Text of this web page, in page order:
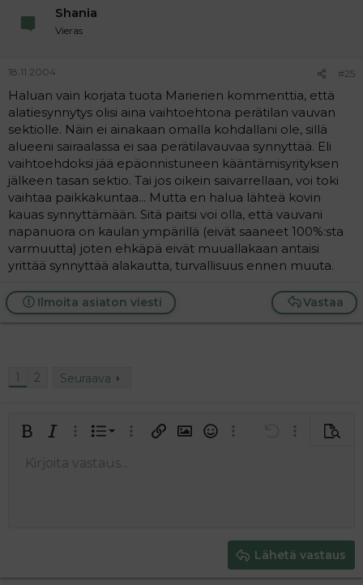
Shania
Vieras
18.11.2004 #25
Haluan vain korjata tuota Marierien kommenttia, että
alatiesynnytys olisi aina vaihtoehtona perätilan vauvan
sektiolle. Näin ei ainakaan omalla kohdallani ole, sillä
alueeni sairaalassa ei saa perätilavauvaa synnyttää. Eli
vaihtoehdoksi jää epäonnistuneen kääntämisyrityksen
jälkeen tasan sektio. Tai jos oikein saivarrellaan, voi toki
vaihtaa paikkakuntaa... Mutta en halua lähteä kovin
kauas synnyttämään. Sitä paitsi voi olla, että vauvani
napanuora on kaulan ympärillä (eivät saaneet 100%:sta
varmuutta) joten ehkäpä eivät muuallakaan antaisi
yrittää synnyttää alakautta, turvallisuus ennen muuta.
Vastaa
Ilmoita asiaton viesti
1 2 Seuraava
LihavoituKursivoitu
Laajennettuun editoriin…
Lista
Järjestetty lista
Laajennettuun editoriin…
Lisää hyperlinkki
Lisää kuva
HymiötLaajennettuun
Kumoa
Fontin koko
9
Tekstiväri
KirjasintyyliArial
Yliviivaa
Tasaus Tasaa vasemmalle
Paragraph format
Normal
LainausLisää video/media
Lisää taulukko
Insert horizontal line
Tee uudelleen
BBCode-näkymä
Poista muotoilu
Luonnokset
Kirjoita vastaus...
Lähetä vastaus